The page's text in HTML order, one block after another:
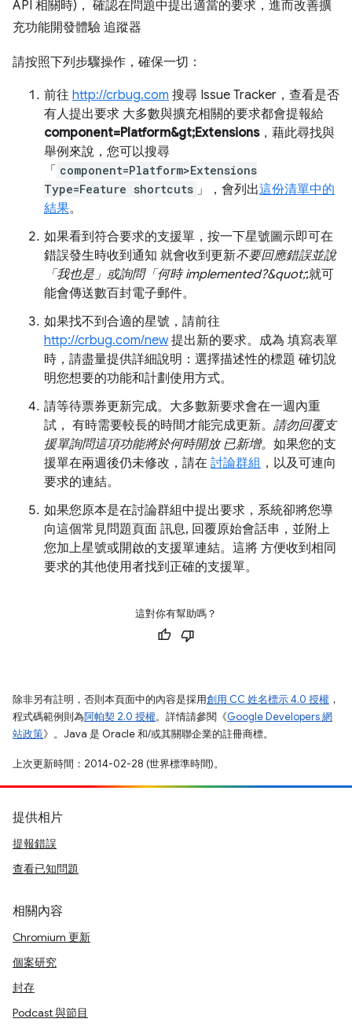
API 相關時)， 確認在問題中提出適當的要求，進而改善擴
充功能開發體驗 追蹤器
請按照下列步驟操作，確保一切：
前往 http://crbug.com 搜尋 Issue Tracker，查看是否
有人提出要求 大多數與擴充相關的要求都會提報給
component=Platform&gt;Extensions，藉此尋找與
舉例來說，您可以搜尋
「 component=Platform>Extensions
Type=Feature shortcuts 」，會列出這份清單中的
結果。
如果看到符合要求的支援單，按一下星號圖示即可在
錯誤發生時收到通知 就會收到更新不要回應錯誤並說
「我也是」或詢問「何時 implemented?&quot;;就可
能會傳送數百封電子郵件。
如果找不到合適的星號，請前往
http://crbug.com/new提出新的要求。成為 填寫表單
時，請盡量提供詳細說明：選擇描述性的標題 確切說
明您想要的功能和計劃使用方式。
請等待票券更新完成。大多數新要求會在一週內重
試， 有時需要較長的時間才能完成更新。 請勿回覆支
援單詢問這項功能將於何時開放 已新增。 如果您的支
援單在兩週後仍未修改，請在 討論群組 ，以及可連向
要求的連結。
如果您原本是在討論群組中提出要求，系統卻將您導
向這個常見問題頁面 訊息, 回覆原始會話串，並附上
您加上星號或開啟的支援單連結。這將 方便收到相同
要求的其他使用者找到正確的支援單。
這對你有幫助嗎？
除非另有註明，否則本頁面中的內容是採用創用 CC 姓名標示 4.0 授權 ，
程式碼範例則為阿帕契 2.0 授權。詳情請參閱《Google Developers 網
站政策》。Java 是 Oracle 和/或其關聯企業的註冊商標。
上次更新時間：2014-02-28 (世界標準時間)。
提供相片
提報錯誤
查看已知問題
相關內容
Chromium 更新
個案研究
封存
Podcast 與節目